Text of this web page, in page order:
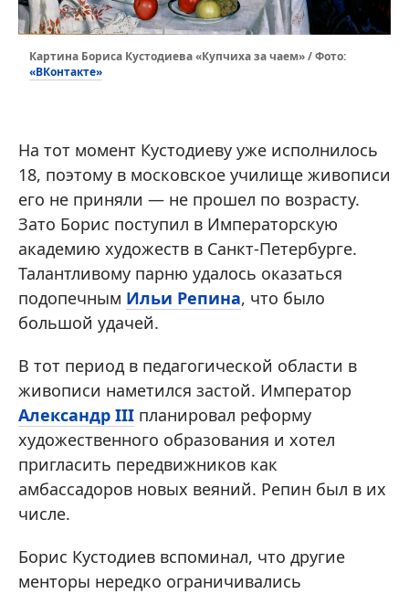
Картина Бориса Кустодиева «Купчиха за чаем» / Фото:
«ВКонтакте»
На тот момент Кустодиеву уже исполнилось
18, поэтому в московское училище живописи
его не приняли — не прошел по возрасту.
Зато Борис поступил в Императорскую
академию художеств в Санкт-Петербурге.
Талантливому парню удалось оказаться
подопечным Ильи Репина, что было
большой удачей.
В тот период в педагогической области в
живописи наметился застой. Император
Александр III планировал реформу
художественного образования и хотел
пригласить передвижников как
амбассадоров новых веяний. Репин был в их
числе.
Борис Кустодиев вспоминал, что другие
менторы нередко ограничивались